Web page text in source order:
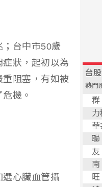
台中市50歲
狀，起初以為
阻塞，有如被
機。
選心臟血管攝